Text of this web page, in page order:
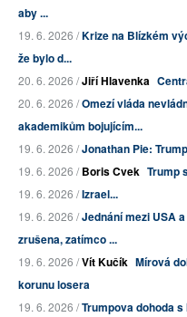
aby ...
19. 6. 2026 /Krize na Blízkém
že bylo d...
20. 6. 2026 /Jiří Hlavenka
20. 6. 2026 /Omezí vláda
akademikům bojujícím...
19. 6. 2026 /Jonathan Pie:
19. 6. 2026 /Boris Cvek Trump
19. 6. 2026 /Izrael...
19. 6. 2026 /Jednání mezi USA
zrušena, zatímco ...
19. 6. 2026 /Vít Kučík Mírová
korunu losera
19. 6. 2026 /Trumpova dohoda